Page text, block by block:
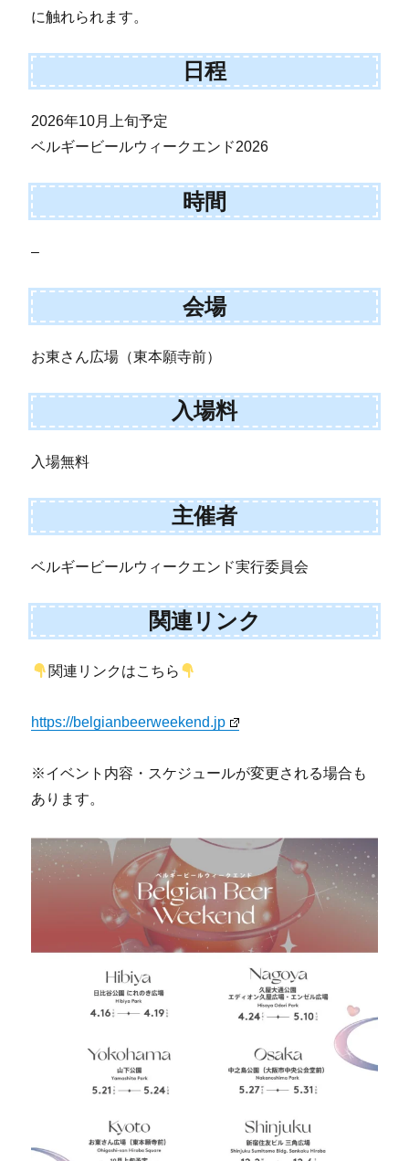
に触れられます。
日程
2026年10月上旬予定
ベルギービールウィークエンド2026
時間
–
会場
お東さん広場（東本願寺前）
入場料
入場無料
主催者
ベルギービールウィークエンド実行委員会
関連リンク
関連リンクはこちら
https://belgianbeerweekend.jp
※イベント内容・スケジュールが変更される場合も
あります。